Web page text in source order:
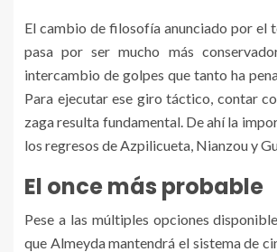
El cambio de filosofía anunciado por el
pasa por ser mucho más
intercambio de golpes que tanto ha
Para ejecutar ese giro táctico, contar
zaga resulta fundamental. De ahí la
los regresos de Azpilicueta, Nianzou y
El once más probable
Pese a las múltiples opciones
que Almeyda mantendrá el sistema de